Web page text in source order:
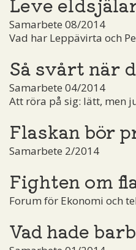
Samarbete 08/2014
Vad har Leppävirta och
Så svårt när
Samarbete 04/2014
Att röra på sig: lätt, men
Flaskan bör
Samarbete 2/2014
Fighten om
Forum för Ekonomi och
Vad hade